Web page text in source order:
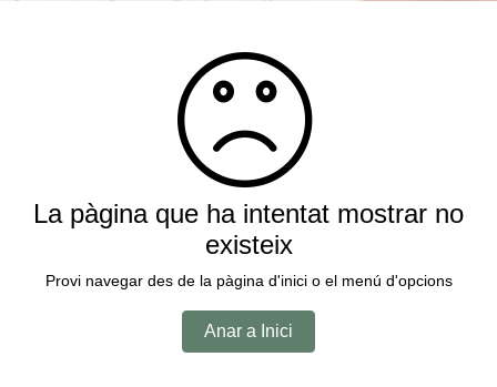
La pàgina que ha intentat mostrar no
existeix
Provi navegar des de la pàgina d'inici o el menú d'opcions
Anar a Inici